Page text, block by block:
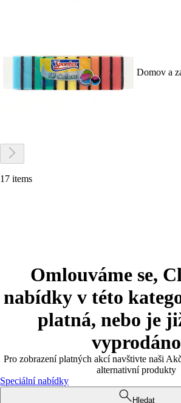
Domov a
17 items
Omlouváme se,
nabídky v této
platná, nebo je
vyprodáno
Pro zobrazení platných akcí navštivte naši
alternativní produkty
Speciální nabídky
Hledat